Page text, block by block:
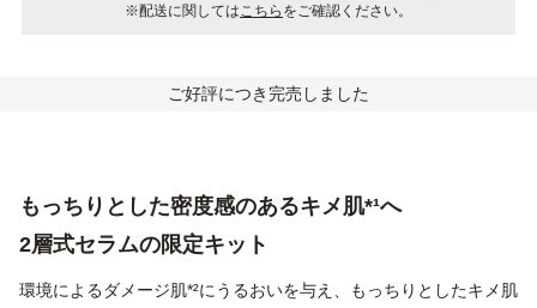
※配送に関しては こちら をご確認ください。
ご好評につき完売しました
もっちりとした密度感のあるキメ肌*¹へ
2層式セラムの限定キット
環境によるダメージ肌*²にうるおいを与え、もっちりとしたキメ肌